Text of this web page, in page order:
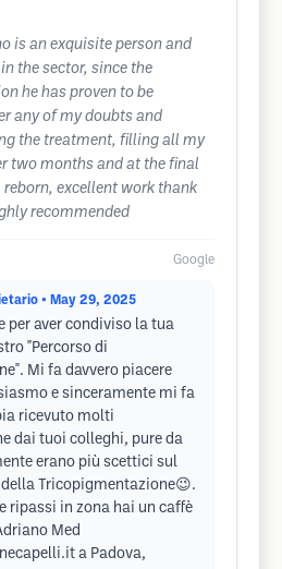
is an exquisite person and
the sector, since the
he has proven to be
any of my doubts and
the treatment, filling all my
two months and at the final
reborn, excellent work thank
recommended
Google
• May 29, 2025
per aver condiviso la tua
"Percorso di
Mi fa davvero piacere
e sinceramente mi fa
ricevuto molti
dai tuoi colleghi, pure da
erano più scettici sul
Tricopigmentazione😉.
ripassi in zona hai un caffè
Med
a Padova,